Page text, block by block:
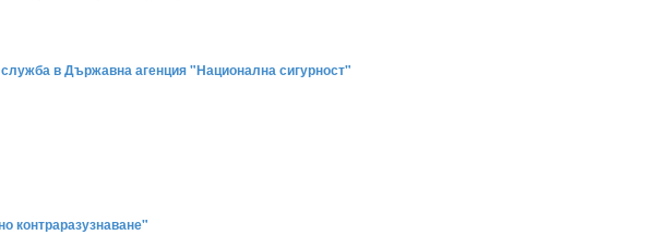
в Държавна агенция "Национална сигурност"
контраразузнаване"